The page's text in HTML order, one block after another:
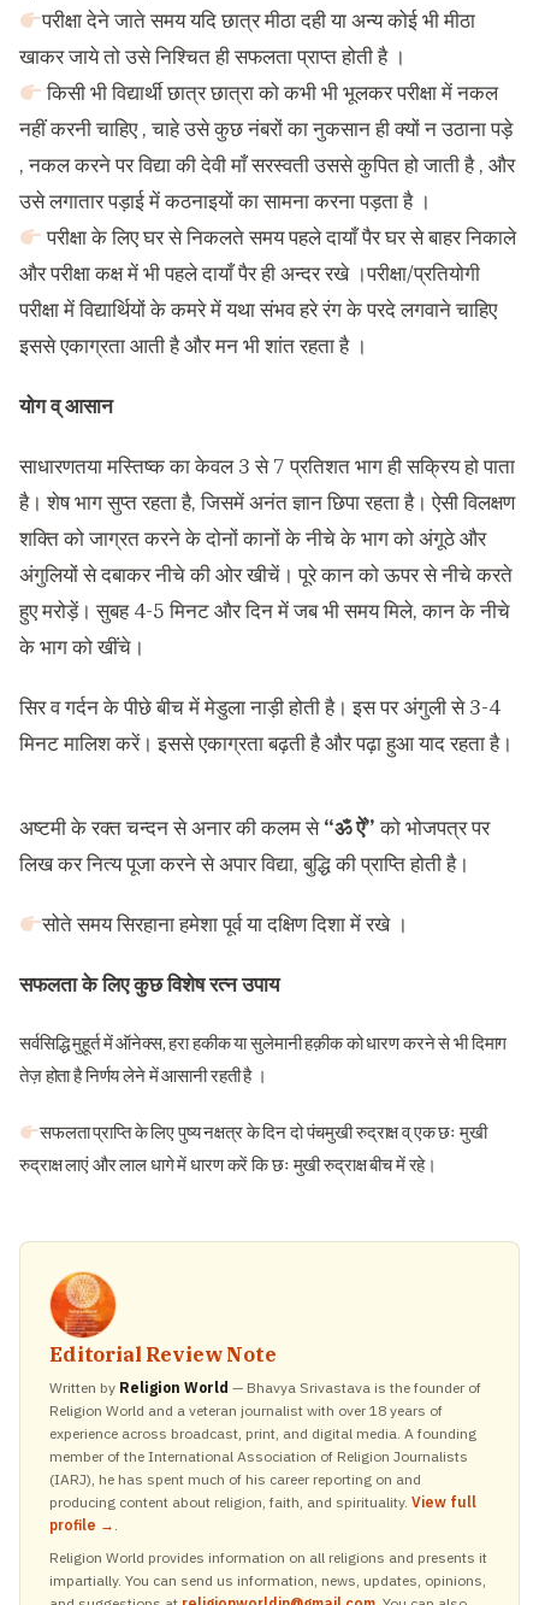
परीक्षा देने जाते समय यदि छात्र मीठा दही या अन्य कोई भी मीठा
खाकर जाये तो उसे निश्चित ही सफलता प्राप्त होती है ।
किसी भी विद्यार्थी छात्र छात्रा को कभी भी भूलकर परीक्षा में नकल
नहीं करनी चाहिए , चाहे उसे कुछ नंबरों का नुकसान ही क्यों न उठाना पड़े
, नकल करने पर विद्या की देवी माँ सरस्वती उससे कुपित हो जाती है , और
उसे लगातार पड़ाई में कठनाइयों का सामना करना पड़ता है ।
परीक्षा के लिए घर से निकलते समय पहले दायाँ पैर घर से बाहर निकाले
और परीक्षा कक्ष में भी पहले दायाँ पैर ही अन्दर रखे ।परीक्षा/प्रतियोगी
परीक्षा में विद्यार्थियों के कमरे में यथा संभव हरे रंग के परदे लगवाने चाहिए
इससे एकाग्रता आती है और मन भी शांत रहता है ।
योग व् आसान
साधारणतया मस्तिष्क का केवल 3 से 7 प्रतिशत भाग ही सक्रिय हो पाता
है। शेष भाग सुप्त रहता है, जिसमें अनंत ज्ञान छिपा रहता है। ऐसी विलक्षण
शक्ति को जाग्रत करने के दोनों कानों के नीचे के भाग को अंगूठे और
अंगुलियों से दबाकर नीचे की ओर खीचें। पूरे कान को ऊपर से नीचे करते
हुए मरोड़ें। सुबह 4-5 मिनट और दिन में जब भी समय मिले, कान के नीचे
के भाग को खींचे।
सिर व गर्दन के पीछे बीच में मेडुला नाड़ी होती है। इस पर अंगुली से 3-4
मिनट मालिश करें। इससे एकाग्रता बढ़ती है और पढ़ा हुआ याद रहता है।
अष्टमी के रक्त चन्दन से अनार की कलम से“ॐ ऐं”को भोजपत्र पर
लिख कर नित्य पूजा करने से अपार विद्या, बुद्धि की प्राप्ति होती है।
सोते समय सिरहाना हमेशा पूर्व या दक्षिण दिशा में रखे ।
सफलता के लिए कुछ विशेष रत्न उपाय
सर्वसिद्धि मुहूर्त में ऑनेक्स, हरा हकीक या सुलेमानी हक़ीक को धारण करने से भी दिमाग
तेज़ होता है निर्णय लेने में आसानी रहती है ।
सफलता प्राप्ति के लिए पुष्य नक्षत्र के दिन दो पंचमुखी रुद्राक्ष व् एक छः मुखी
रुद्राक्ष लाएं और लाल धागे में धारण करें कि छः मुखी रुद्राक्ष बीच में रहे।
Editorial Review Note
Written by Religion World — Bhavya Srivastava is the founder of
Religion World and a veteran journalist with over 18 years of
experience across broadcast, print, and digital media. A founding
member of the International Association of Religion Journalists
(IARJ), he has spent much of his career reporting on and
producing content about religion, faith, and spirituality. View full
profile → .
Religion World provides information on all religions and presents it
impartially. You can send us information, news, updates, opinions,